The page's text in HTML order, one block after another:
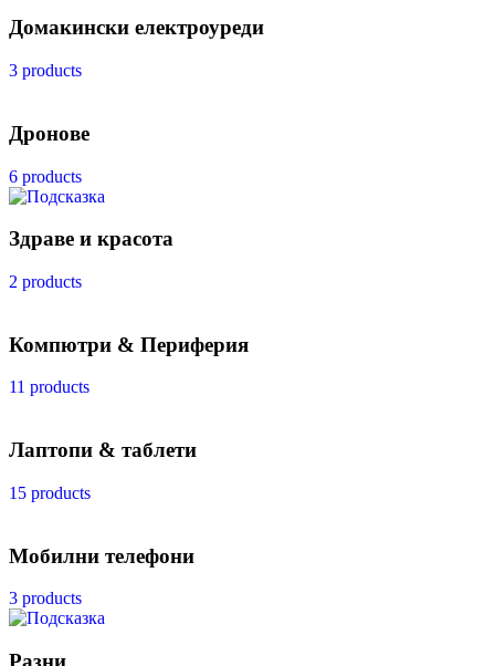
Домакински електроуреди
3 products
Дронове
6 products
Здраве и красота
2 products
Компютри & Периферия
11 products
Лаптопи & таблети
15 products
Мобилни телефони
3 products
Разни